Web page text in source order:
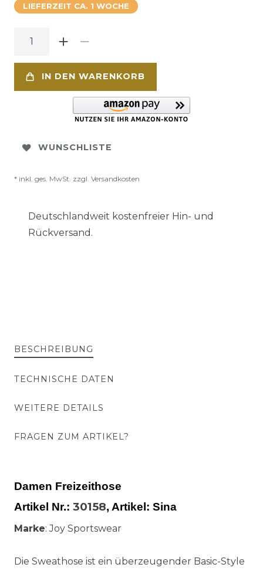
LIEFERZEIT CA. 1 WOCHE
IN DEN WARENKORB
WUNSCHLISTE
* inkl. ges. MwSt. zzgl. Versandkosten
Deutschlandweit kostenfreier Hin- und
Rückversand.
BESCHREIBUNG
TECHNISCHE DATEN
WEITERE DETAILS
FRAGEN ZUM ARTIKEL?
Damen Freizeithose
Artikel Nr.: 30158, Artikel : Sina
Marke: Joy Sportswear
Die Sweathose ist ein überzeugender Basic-Style